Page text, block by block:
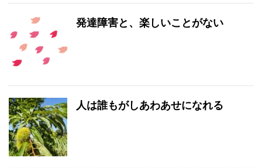
発達障害と、楽しいことがない
人は誰もがしあわあせになれる